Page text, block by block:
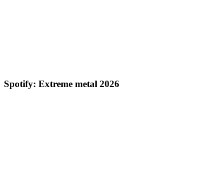
Spotify: Extreme metal 2026